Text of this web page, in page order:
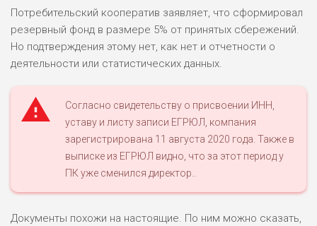
Потребительский кооператив заявляет, что сформировал
резервный фонд в размере 5% от принятых сбережений.
Но подтверждения этому нет, как нет и отчетности о
деятельности или статистических данных.
Согласно свидетельству о присвоении ИНН,
уставу и листу записи ЕГРЮЛ, компания
зарегистрирована 11 августа 2020 года. Также в
выписке из ЕГРЮЛ видно, что за этот период у
ПК уже сменился директор..
Документы похожи на настоящие. По ним можно сказать,